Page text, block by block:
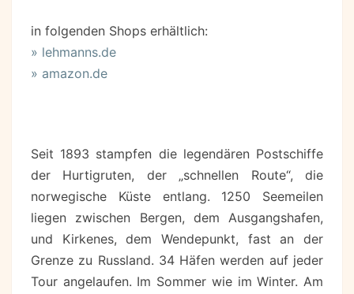
in folgenden Shops erhältlich:
» lehmanns.de
» amazon.de
Seit 1893 stampfen die legendären Postschiffe
der Hurtigruten, der „schnellen Route“, die
norwegische Küste entlang. 1250 Seemeilen
liegen zwischen Bergen, dem Ausgangshafen,
und Kirkenes, dem Wendepunkt, fast an der
Grenze zu Russland. 34 Häfen werden auf jeder
Tour angelaufen. Im Sommer wie im Winter. Am